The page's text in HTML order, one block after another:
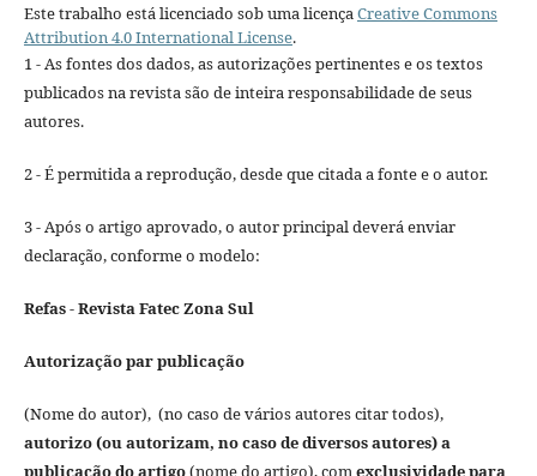
Este trabalho está licenciado sob uma licençaCreative Commons
Attribution 4.0 International License.
1 - As fontes dos dados, as autorizações pertinentes e os textos
publicados na revista são de inteira responsabilidade de seus
autores.
2 - É permitida a reprodução, desde que citada a fonte e o autor.
3 - Após o artigo aprovado, o autor principal deverá enviar
declaração, conforme o modelo:
Refas - Revista Fatec Zona Sul
Autorização par publicação
(Nome do autor), (no caso de vários autores citar todos),
autorizo (ou autorizam, no caso de diversos autores) a
publicação do artigo(nome do artigo), com exclusividade para